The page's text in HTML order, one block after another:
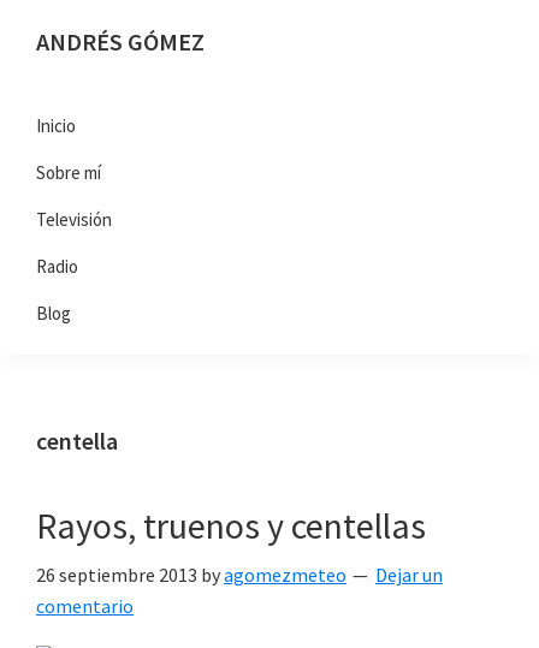
navegación
principal
ANDRÉS GÓMEZ
Presentador
en
TVE
Inicio
Sobre mí
Televisión
Radio
Blog
centella
Rayos, truenos y centellas
26 septiembre 2013 byagomezmeteo
Dejar un
comentario